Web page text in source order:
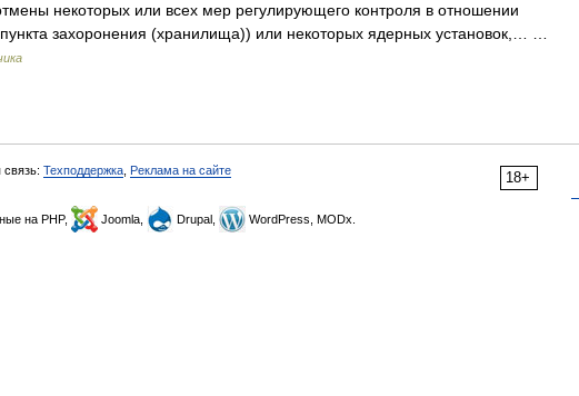
некоторых или всех мер регулирующего контроля в отношении
захоронения (хранилища)) или некоторых ядерных установок,… …
18+
Техподдержка Реклама на сайте
на PHP, Joomla, Drupal, WordPress, MODx.